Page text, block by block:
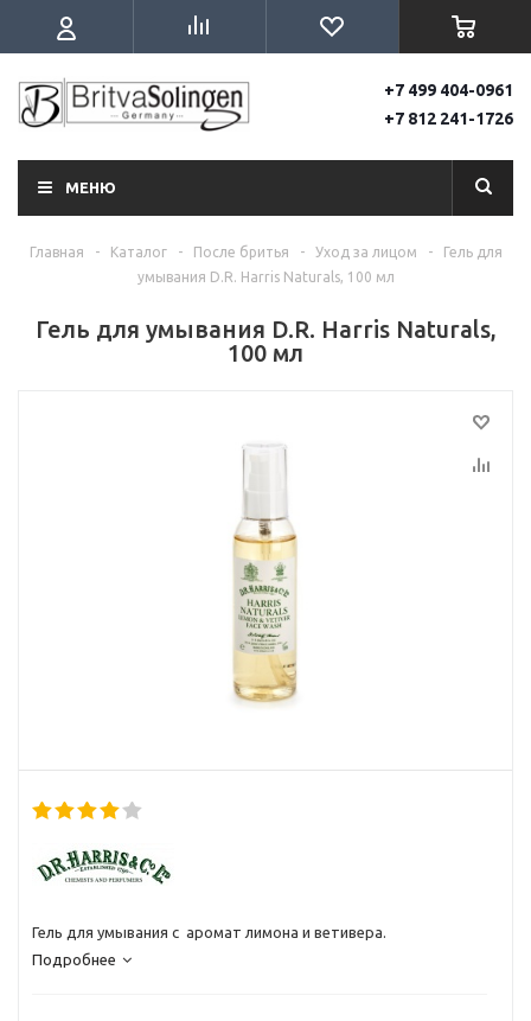
+7 499 404-0961
+7 812 241-1726
МЕНЮ
Главная - Каталог - После бритья - Уход за лицом -
Гель для
умывания D.R. Harris Naturals, 100 мл
Гель для умывания D.R. Harris Naturals,
100 мл
Гель для умывания с аромат лимона и ветивера.
Подробнее